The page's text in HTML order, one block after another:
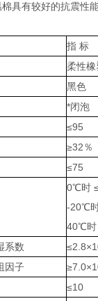
具有较好的抗震性
指 标
柔性
黑色
*闭泡
≤95
≥32％
≤75
0℃时
-20℃
40℃时
系数
因子
≤10